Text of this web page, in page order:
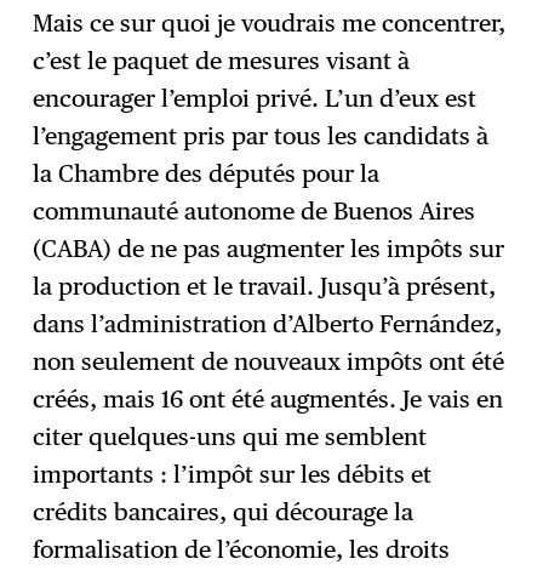
Mais ce sur quoi je voudrais me concentrer,
c’est le paquet de mesures visant à
encourager l’emploi privé. L’un d’eux est
l’engagement pris par tous les candidats à
la Chambre des députés pour la
communauté autonome de Buenos Aires
(CABA) de ne pas augmenter les impôts sur
la production et le travail. Jusqu’à présent,
dans l’administration d’Alberto Fernández,
non seulement de nouveaux impôts ont été
créés, mais 16 ont été augmentés. Je vais en
citer quelques-uns qui me semblent
importants : l’impôt sur les débits et
crédits bancaires, qui décourage la
formalisation de l’économie, les droits